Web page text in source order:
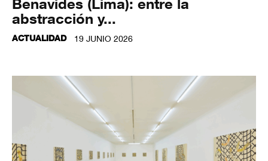
abstracción y...
ACTUALIDAD 19 JUNIO 2026